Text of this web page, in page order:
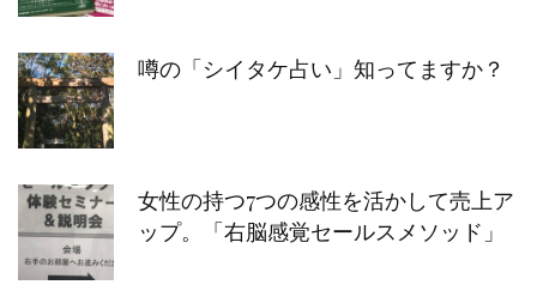
噂の「シイタケ占い」知ってますか？
女性の持つ7つの感性を活かして売上ア
ップ。「右脳感覚セールスメソッド」